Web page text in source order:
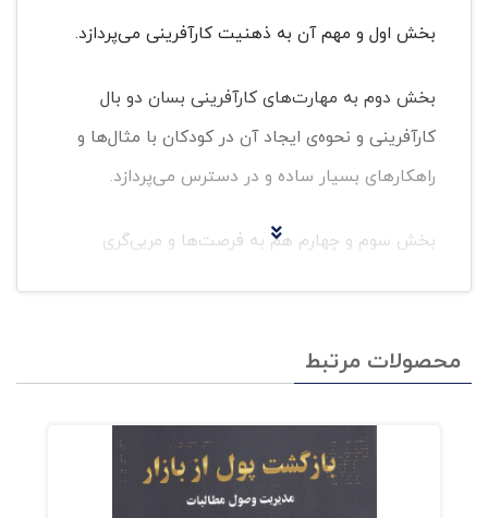
بخش اول و مهم آن به ذهنیت کارآفرینی می‌پردازد.
بخش دوم به مهارت‌های کارآفرینی بسان دو بال
کارآفرینی و نحوه‌ی ایجاد آن در کودکان با مثال‌ها و
راهکارهای بسیار ساده و در دسترس می‌پردازد.
بخش سوم و چهارم هم به فرصت‌ها و مربی‌گری
بیشتری به‌دست می‌دهد.
بیشتر تغییرات جسمی، عاطفی، روانی اجتماعی و
شناختی در سنین پیش دبستانی و ابتدایی رخ
می‌دهد. بنابراین پایه‌ی یک اعتماد به نفس خوب و
محصولات مرتبط